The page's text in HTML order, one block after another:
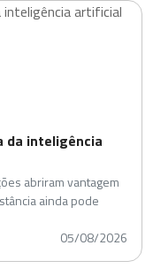
da inteligência
abriram vantagem
ainda pode
05/08/2026